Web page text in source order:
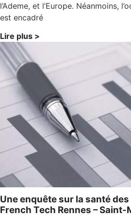
l’Ademe, et l’Europe. Néanmoins,
est encadré
Lire plus >
Une enquête sur la santé
French Tech Rennes – Saint-